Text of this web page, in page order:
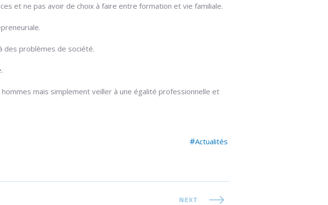
et ne pas avoir de choix à faire entre formation et vie familiale.
des problèmes de société.
mais simplement veiller à une égalité professionnelle et
Actualités
NEXT